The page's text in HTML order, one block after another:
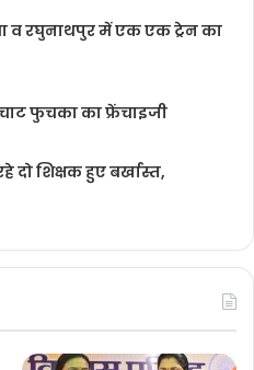
व रघुनाथपुर में एक एक ट्रेन का
फुचका का फ्रेंचाइजी
दो शिक्षक हुए बर्खास्त,